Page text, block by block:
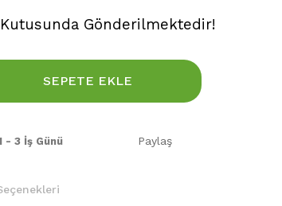
Gönderilmektedir!
SEPETE EKLE
- 3 İş Günü Paylaş